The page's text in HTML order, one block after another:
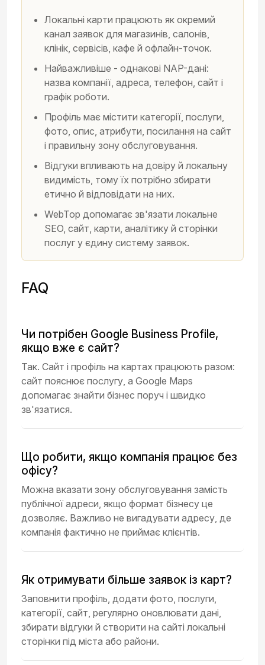
Локальні карти працюють як окремий
канал заявок для магазинів, салонів,
клінік, сервісів, кафе й офлайн-точок.
Найважливіше - однакові NAP-дані:
назва компанії, адреса, телефон, сайт і
графік роботи.
Профіль має містити категорії, послуги,
фото, опис, атрибути, посилання на сайт
і правильну зону обслуговування.
Відгуки впливають на довіру й локальну
видимість, тому їх потрібно збирати
етично й відповідати на них.
WebTop допомагає зв'язати локальне
SEO, сайт, карти, аналітику й сторінки
послуг у єдину систему заявок.
FAQ
Чи потрібен Google Business Profile,
якщо вже є сайт?
Так. Сайт і профіль на картах працюють разом:
сайт пояснює послугу, а Google Maps
допомагає знайти бізнес поруч і швидко
зв'язатися.
Що робити, якщо компанія працює без
офісу?
Можна вказати зону обслуговування замість
публічної адреси, якщо формат бізнесу це
дозволяє. Важливо не вигадувати адресу, де
компанія фактично не приймає клієнтів.
Як отримувати більше заявок із карт?
Заповнити профіль, додати фото, послуги,
категорії, сайт, регулярно оновлювати дані,
збирати відгуки й створити на сайті локальні
сторінки під міста або райони.